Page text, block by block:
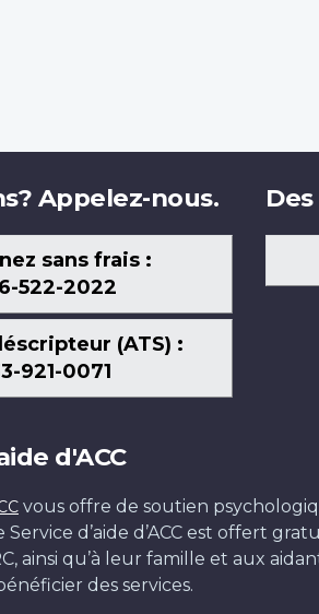
Appelez-nous.
sans frais :
522-2022
(ATS) :
921-0071
d'ACC
vous offre de soutien
Service d’aide d’ACC est offert
ainsi qu’à leur famille et aux
des services.